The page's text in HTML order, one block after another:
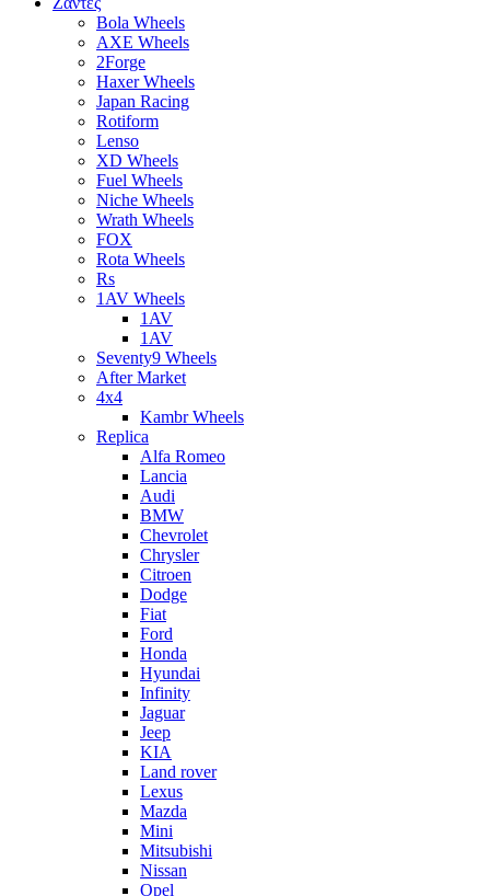
Bola Wheels
AXE Wheels
2Forge
Haxer Wheels
Japan Racing
Rotiform
Lenso
XD Wheels
Fuel Wheels
Niche Wheels
Wrath Wheels
FOX
Rota Wheels
Rs
1AV Wheels
1AV
1AV
Seventy9 Wheels
After Market
4x4
Kambr Wheels
Replica
Alfa Romeo
Lancia
Audi
BMW
Chevrolet
Chrysler
Citroen
Dodge
Fiat
Ford
Honda
Hyundai
Infinity
Jaguar
Jeep
KIA
Land rover
Lexus
Mazda
Mini
Mitsubishi
Nissan
Opel